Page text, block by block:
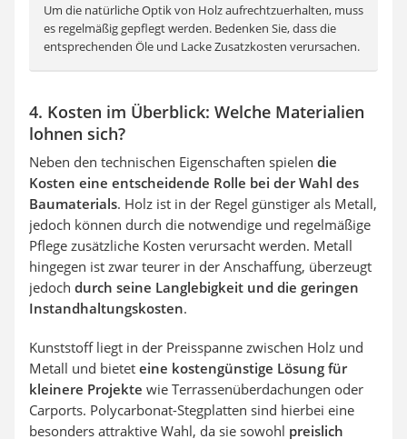
Um die natürliche Optik von Holz aufrechtzuerhalten, muss
es regelmäßig gepflegt werden. Bedenken Sie, dass die
entsprechenden Öle und Lacke Zusatzkosten verursachen.
4. Kosten im Überblick: Welche Materialien
lohnen sich?
Neben den technischen Eigenschaften spielen die
Kosten eine entscheidende Rolle bei der Wahl des
Baumaterials. Holz ist in der Regel günstiger als Metall,
jedoch können durch die notwendige und regelmäßige
Pflege zusätzliche Kosten verursacht werden. Metall
hingegen ist zwar teurer in der Anschaffung, überzeugt
jedoch durch seine Langlebigkeit und die geringen
Instandhaltungskosten.
Kunststoff liegt in der Preisspanne zwischen Holz und
Metall und bietet eine kostengünstige Lösung für
kleinere Projekte wie Terrassenüberdachungen oder
Carports. Polycarbonat-Stegplatten sind hierbei eine
besonders attraktive Wahl, da sie sowohl preislich